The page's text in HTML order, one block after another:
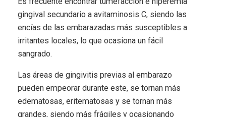
gingival secundario a avitaminosis C, siendo las
encías de las embarazadas más susceptibles a
irritantes locales, lo que ocasiona un fácil
sangrado.
Las áreas de gingivitis previas al embarazo
pueden empeorar durante este, se tornan más
edematosas, eritematosas y se tornan más
grandes, siendo más frágiles y ocasionando